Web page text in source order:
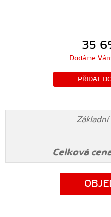
35
Dodáme
PŘIDAT
Základní
Celková